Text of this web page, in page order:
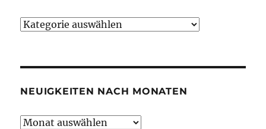
Neuigkeiten
NEUIGKEITEN NACH MONATEN
Neuigkeiten